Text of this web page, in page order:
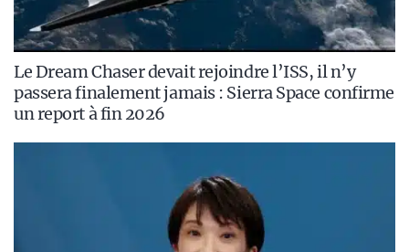
Le Dream Chaser devait rejoindre l’ISS, il n’y
passera finalement jamais : Sierra Space confirme
un report à fin 2026